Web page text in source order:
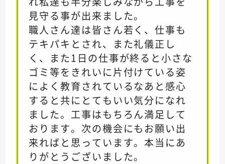
見守る事が出来ました。
職人さん達は皆さん若く、仕事も
テキパキとされ、また礼儀正し
く、また1日の仕事が終ると小さな
ゴミ等をきれいに片付けている姿
によく教育されているなあと感心
すると共にとてもいい気分になれ
ました。工事はもちろん満足して
おります。次の機会にもお願い出
来ればと思っています。本当にあ
りがとうございました。